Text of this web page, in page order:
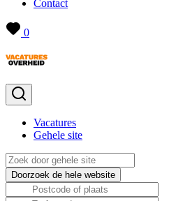
Contact
0
Vacatures
Gehele site